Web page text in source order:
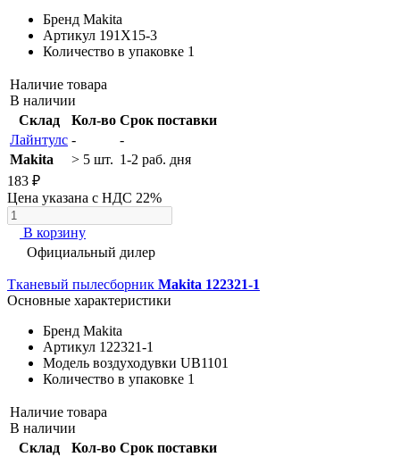
Бренд Makita
Артикул 191X15-3
Количество в упаковке 1
Наличие товара
В наличии
Склад
Кол-во Срок поставки
Лайнтулс -
-
Makita
> 5 шт. 1-2 раб. дня
183 ₽
Цена указана с НДС 22%
В корзину
Официальный дилер
Тканевый пылесборник Makita 122321-1
Основные характеристики
Бренд Makita
Артикул 122321-1
Модель воздуходувки UB1101
Количество в упаковке 1
Наличие товара
В наличии
Склад
Кол-во Срок поставки